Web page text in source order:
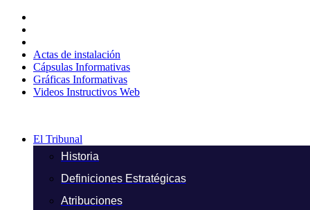
contenido
Actas de instalación
Cápsulas Informativas
Gráficas Informativas
Videos Instructivos Web
El Tribunal
Historia
Definiciones Estratégicas
Atribuciones